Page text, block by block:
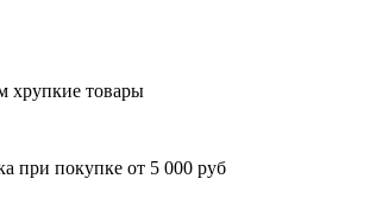
хрупкие товары
при покупке от 5 000 руб